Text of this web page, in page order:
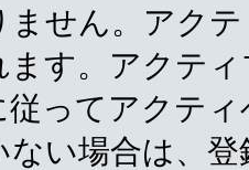
ません。アク
ます。アクテ
従ってアクテ
ない場合は、